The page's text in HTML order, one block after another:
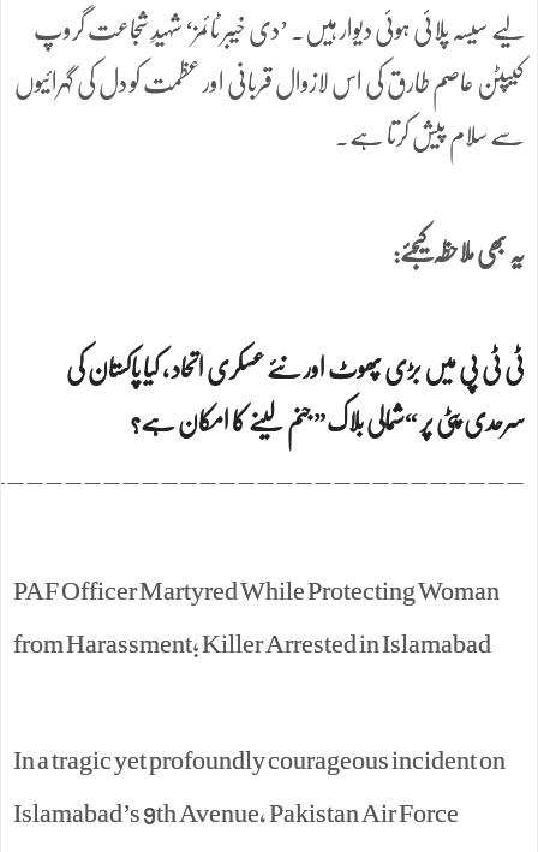
لیے سیسہ پلائی ہوئی دیوار ہیں۔ ’دی خیبر ٹائمز‘ شہیدِ شجاعت گروپ
کیپٹن عاصم طارق کی اس لازوال قربانی اور عظمت کو دل کی گہرائیوں
سے سلام پیش کرتا ہے۔
یہ بھی ملاحظہ کیجئے:
ٹی ٹی پی میں بڑی پھوٹ اور نئے عسکری اتحاد ، کیا پاکستان کی
سرحدی پٹی پر “شمالی بلاک” جنم لینے کا امکان ہے؟
PAF Officer Martyred While Protecting Woman
from Harassment; Killer Arrested in Islamabad
In a tragic yet profoundly courageous incident on
Islamabad’s 9th Avenue, Pakistan Air Force